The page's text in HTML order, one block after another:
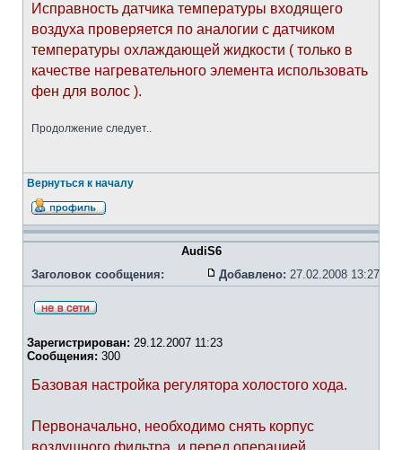
Исправность датчика температуры входящего
воздуха проверяется по аналогии с датчиком
температуры охлаждающей жидкости ( только в
качестве нагревательного элемента использовать
фен для волос ).
Продолжение следует..
Вернуться к началу
AudiS6
Заголовок сообщения:
Добавлено: 27.02.2008 13:27
Зарегистрирован: 29.12.2007 11:23
Сообщения: 300
Базовая настройка регулятора холостого хода.
Первоначально, необходимо снять корпус
воздушного фильтра, и перед операцией